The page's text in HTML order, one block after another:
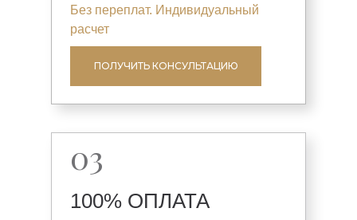
03
100% ОПЛАТА
ПОЛУЧИТЬ КОНСУЛЬТАЦИЮ
Без переплат. Индивидуальный
расчет